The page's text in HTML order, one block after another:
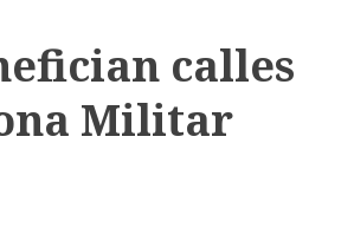
calles
Militar